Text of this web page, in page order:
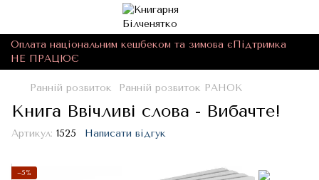
Оплата національним кешбеком та зимова єПідтримка
НЕ ПРАЦЮЄ
Ранній розвиток Ранній розвиток РАНОК
Книга Ввічливі слова - Вибачте!
Артикул: 1525 Написати відгук
−5%